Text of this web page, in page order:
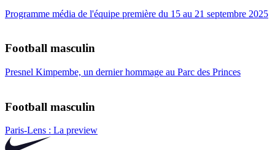
Programme média de l'équipe première du 15 au 21 septembre 2025
Football masculin
Presnel Kimpembe, un dernier hommage au Parc des Princes
Football masculin
Paris-Lens : La preview